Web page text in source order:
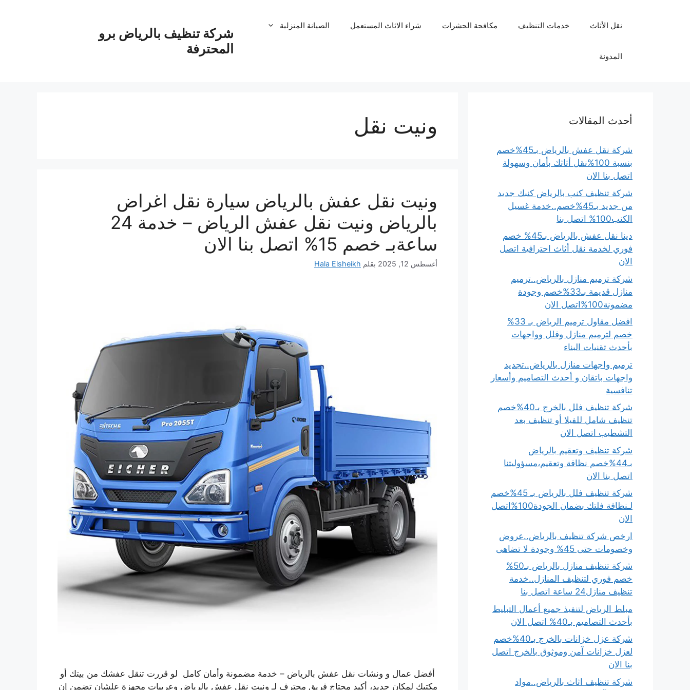
شركة تنظيف بالرياض برو
المحترفة
نقل الأثاث خدمات التنظيف مكافحة الحشرات شراء الاثاث المستعمل الصيانة المنزلية
المدونة
ونيت نقل
ونيت نقل عفش بالرياض سيارة نقل اغراض
بالرياض ونيت نقل عفش الرياض – خدمة 24
ساعةبـ خصم 15% اتصل بنا الان
أغسطس 12, 2025 بقلم Hala Elsheikh
أفضل عمال و ونشات نقل عفش بالرياض – خدمة مضمونة وأمان كامل لو قررت تنقل عفشك من بيتك أو
مكتبك لمكان جديد، أكيد محتاج فريق محترف لـ ونيت نقل عفش بالرياض وعربيات مجهزة علشان تضمن إن
أحدث المقالات
شركة نقل عفش بالرياض بـ45%خصم
بنسبة 100%نقل أثاثك بأمان وسهولة
اتصل بنا الان
شركة تنظيف كنب بالرياض كنبك جديد
من جديد بـ45%خصم..خدمة غسيل
الكنب100% اتصل بنا
دينا نقل عفش بالرياض بـ45% خصم
فوري لخدمة نقل أثاث احترافية اتصل
الان
شركة ترميم منازل بالرياض..ترميم
منازل قديمة بـ33%خصم وجودة
مضمونة100%اتصل الان
افضل مقاول ترميم الرياض بـ 33%
خصم لترميم منازل وفلل وواجهات
بأحدث تقنيات البناء
ترميم واجهات منازل بالرياض..تجديد
واجهات باتقان و أحدث التصاميم وأسعار
تنافسية
شركة تنظيف فلل بالخرج بـ40%خصم
تنظيف شامل للفيلا أو تنظيف بعد
التشطيب اتصل الان
شركة تنظيف وتعقيم بالرياض
بـ44%خصم نظافة وتعقيم،مسؤوليتنا
اتصل بنا الان
شركة تنظيف فلل بالرياض بـ 45%خصم
لـنظافة فلتك بضمان الجودة100%اتصل
الان
ارخص شركة تنظيف بالرياض..عروض
وخصومات حتى 45% وجودة لا تضاهى
شركة تنظيف منازل بالرياض بـ50%
خصم فوري لتنظيف المنازل..خدمة
تنظيف منازل24 ساعة اتصل بنا
مبلط الرياض لتنفيذ جميع أعمال التبليط
بأحدث التصاميم بـ40% اتصل الان
شركة عزل خزانات بالخرج بـ40%خصم
لعزل خزانات آمن وموثوق بالخرج اتصل
بنا الان
شركة تنظيف اثاث بالرياض..مواد